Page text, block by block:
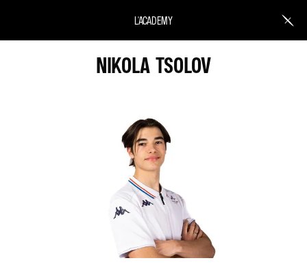
L'ACADEMY
NIKOLA TSOLOV